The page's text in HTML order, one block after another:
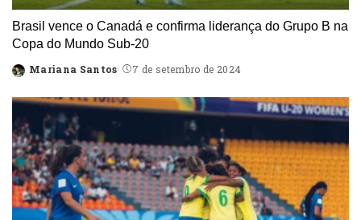
Brasil vence o Canadá e confirma liderança do Grupo B na
Copa do Mundo Sub-20
Posted
Mariana Santos 7 de setembro de 2024